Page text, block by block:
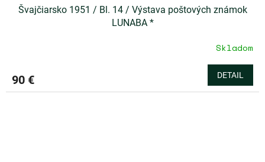
Švajčiarsko 1951 / Bl. 14 / Výstava poštových známok
LUNABA *
Skladom
90 € DETAIL